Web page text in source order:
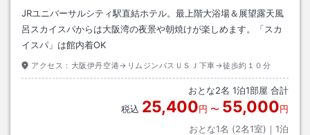
JRユニバーサルシティ駅直結ホテル。最上階大浴場＆展望露天風
呂スカイスパからは大阪湾の夜景や朝焼けが楽しめます。「スカ
イスパ」は館内着OK
アクセス： 大阪伊丹空港→リムジンバスＵＳＪ下車→徒歩約１０分
おとな2名 1泊1部屋 合計
税込 25,400円 〜 55,000円
おとな1名 (2名1室)｜ 1泊